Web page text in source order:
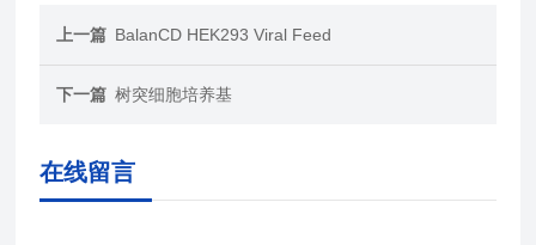
上一篇 BalanCD HEK293 Viral Feed
下一篇 树突细胞培养基
在线留言